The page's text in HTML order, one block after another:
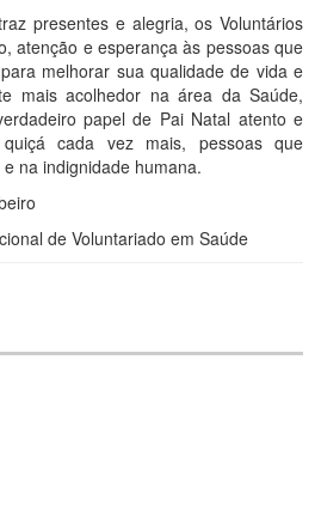
presentes e alegria, os Voluntários
atenção e esperança às pessoas que
melhorar sua qualidade de vida e
mais acolhedor na área da Saúde,
papel de Pai Natal atento e
cada vez mais, pessoas que
na indignidade humana.
de Voluntariado em Saúde